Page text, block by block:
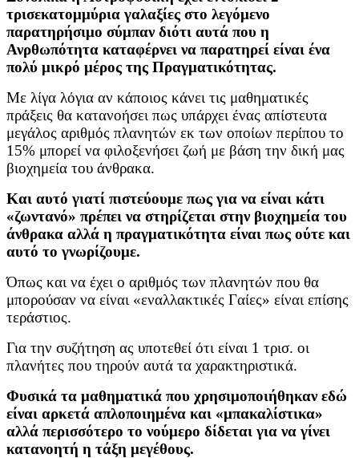
τρισεκατομμύρια γαλαξίες στο λεγόμενο
παρατηρήσιμο σύμπαν διότι αυτά που η
Ανρθωπότητα καταφέρνει να παρατηρεί είναι ένα
πολύ μικρό μέρος της Πραγματικότητας.
Με λίγα λόγια αν κάποιος κάνει τις μαθηματικές
πράξεις θα κατανοήσει πως υπάρχει ένας απίστευτα
μεγάλος αριθμός πλανητών εκ των οποίων περίπου το
15% μπορεί να φιλοξενήσει ζωή με βάση την δική μας
βιοχημεία του άνθρακα.
Και αυτό γιατί πιστεύουμε πως για να είναι κάτι
«ζωντανό» πρέπει να στηρίζεται στην βιοχημεία του
άνθρακα αλλά η πραγματικότητα είναι πως ούτε και
αυτό το γνωρίζουμε.
Όπως και να έχει ο αριθμός των πλανητών που θα
μπορούσαν να είναι «εναλλακτικές Γαίες» είναι επίσης
τεράστιος.
Για την συζήτηση ας υποτεθεί ότι είναι 1 τρισ. οι
πλανήτες που τηρούν αυτά τα χαρακτηριστικά.
Φυσικά τα μαθηματικά που χρησιμοποιήθηκαν εδώ
είναι αρκετά απλοποιημένα και «μπακαλίστικα»
αλλά περισσότερο το νούμερο δίδεται για να γίνει
κατανοητή η τάξη μεγέθους.